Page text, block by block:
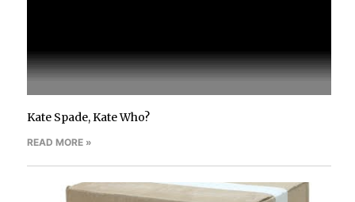
Kate Spade, Kate Who?
READ MORE »